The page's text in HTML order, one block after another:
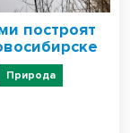
построят
Природа